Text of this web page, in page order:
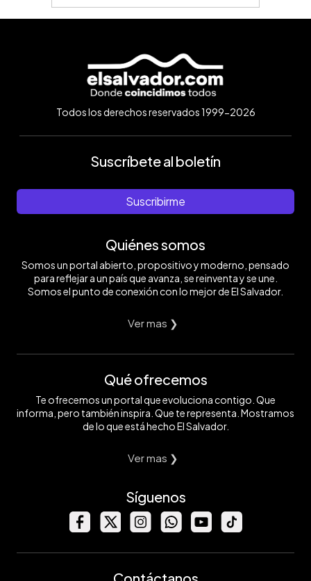
Todos los derechos reservados 1999-2026
Suscríbete al boletín
Suscribirme
Quiénes somos
Somos un portal abierto, propositivo y moderno, pensado
para reflejar a un país que avanza, se reinventa y se une.
Somos el punto de conexión con lo mejor de El Salvador.
Ver mas ❯
Qué ofrecemos
Te ofrecemos un portal que evoluciona contigo. Que
informa, pero también inspira. Que te representa. Mostramos
de lo que está hecho El Salvador.
Ver mas ❯
Síguenos